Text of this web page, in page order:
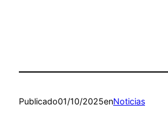
Publicado01/10/2025enNoticias